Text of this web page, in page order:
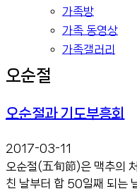
가족방
가족 동영상
가족갤러리
오순절
오순절과 기도부흥회
2017-03-11
오순절(五旬節)은 맥추의
친 날부터 합 50일째 되는